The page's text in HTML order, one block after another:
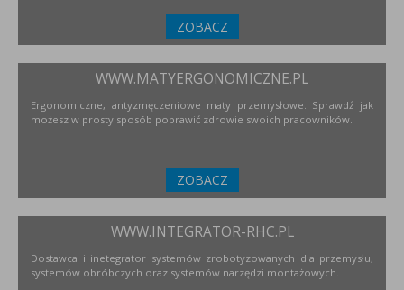
ZOBACZ
WWW.MATYERGONOMICZNE.PL
Ergonomiczne, antyzmęczeniowe maty przemysłowe. Sprawdź jak
możesz w prosty sposób poprawić zdrowie swoich pracowników.
ZOBACZ
WWW.INTEGRATOR-RHC.PL
Dostawca i inetegrator systemów zrobotyzowanych dla przemysłu,
systemów obróbczych oraz systemów narzędzi montażowych.